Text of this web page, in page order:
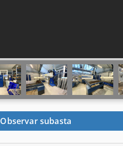
Observar subasta